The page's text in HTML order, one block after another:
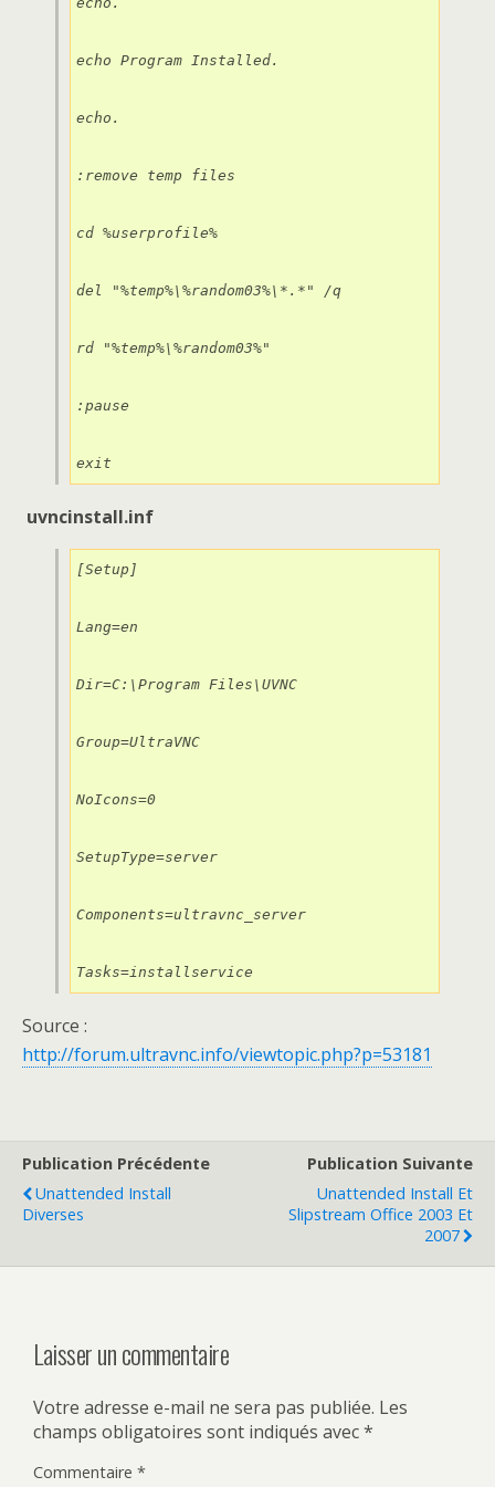
echo Program Installed.
echo.
:remove temp files
cd %userprofile%
del "%temp%\%random03%\*.*" /q
rd "%temp%\%random03%"
:pause
exit
uvncinstall.inf
[Setup]
Lang=en
Dir=C:\Program Files\UVNC
Group=UltraVNC
NoIcons=0
SetupType=server
Components=ultravnc_server
Tasks=installservice
Source :
http://forum.ultravnc.info/viewtopic.php?p=53181
Publication Précédente
Unattended Install
Diverses
Publication Suivante
Unattended Install Et
Slipstream Office 2003 Et
2007
Laisser un commentaire
Votre adresse e-mail ne sera pas publiée. Les
champs obligatoires sont indiqués avec*
Commentaire *